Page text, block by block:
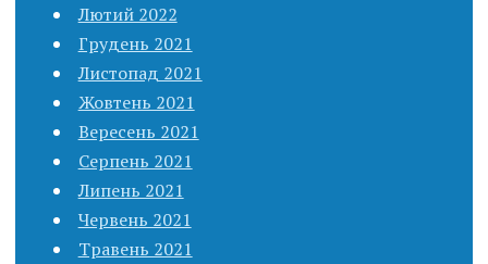
Лютий 2022
Грудень 2021
Листопад 2021
Жовтень 2021
Вересень 2021
Серпень 2021
Липень 2021
Червень 2021
Травень 2021